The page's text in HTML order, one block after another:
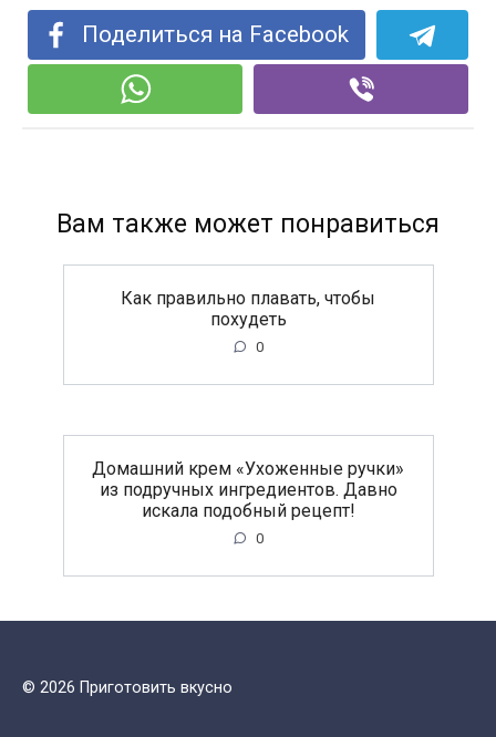
Поделиться на Facebook
Вам также может понравиться
Как правильно плавать, чтобы
похудеть
0
Домашний крем «Ухоженные ручки»
из подручных ингредиентов. Давно
искала подобный рецепт!
0
© 2026 Приготовить вкусно